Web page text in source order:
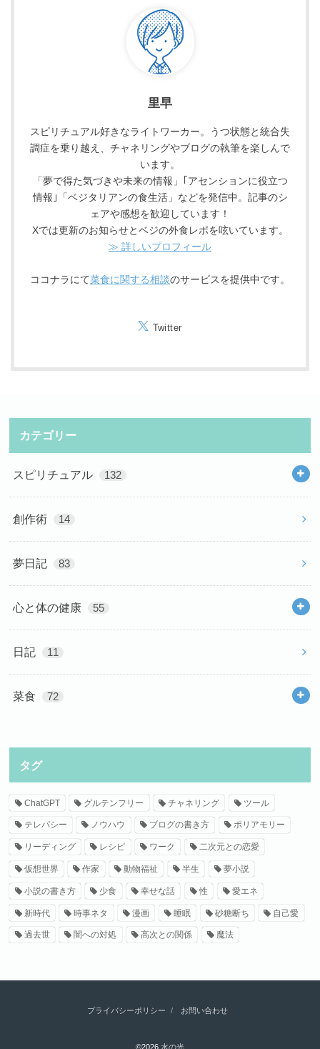
里早
スピリチュアル好きなライトワーカー。うつ状態と統合失
調症を乗り越え、チャネリングやブログの執筆を楽しんで
います。
「夢で得た気づきや未来の情報」｢アセンションに役立つ
情報｣「ベジタリアンの食生活」などを発信中。記事のシ
ェアや感想を歓迎しています！
Xでは更新のお知らせとベジの外食レポを呟いています。
≫ 詳しいプロフィール
ココナラにて菜食に関する相談のサービスを提供中です。
Twitter
カテゴリー
スピリチュアル 132
創作術 14
夢日記 83
心と体の健康 55
日記 11
菜食 72
タグ
ChatGPT グルテンフリー チャネリング ツール
テレパシー ノウハウ ブログの書き方 ポリアモリー
リーディング レシピ ワーク 二次元との恋愛
仮想世界 作家 動物福祉 半生 夢小説
小説の書き方 少食 幸せな話 性 愛エネ
新時代 時事ネタ 漫画 睡眠 砂糖断ち 自己愛
過去世 闇への対処 高次との関係 魔法
プライバシーポリシー お問い合わせ
©2026 水の光